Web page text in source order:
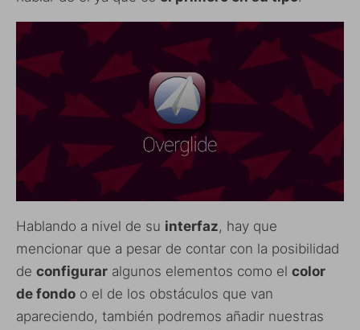
Hablando a nivel de su interfaz, hay que
mencionar que a pesar de contar con la posibilidad
de configurar algunos elementos como el color
de fondo o el de los obstáculos que van
apareciendo, también podremos añadir nuestras